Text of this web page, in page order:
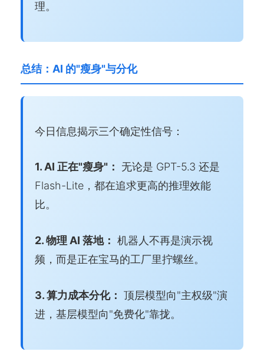
理。
总结：AI 的"瘦身"与分化
今日信息揭示三个确定性信号：
1. AI 正在"瘦身"：
无论是 GPT-5.3 还是
Flash-Lite，都在追求更高的推理效能
比。
2. 物理 AI 落地： 机器人不再是演示视
频，而是正在宝马的工厂里拧螺丝。
3. 算力成本分化： 顶层模型向"主权级"演
进，基层模型向"免费化"靠拢。